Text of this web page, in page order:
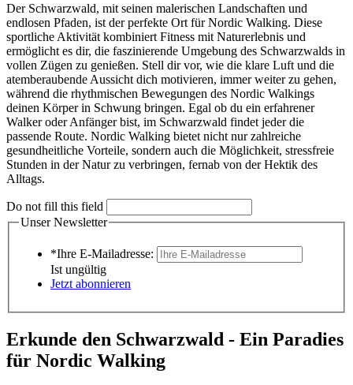
Der Schwarzwald, mit seinen malerischen Landschaften und
endlosen Pfaden, ist der perfekte Ort für Nordic Walking. Diese
sportliche Aktivität kombiniert Fitness mit Naturerlebnis und
ermöglicht es dir, die faszinierende Umgebung des Schwarzwalds in
vollen Zügen zu genießen. Stell dir vor, wie die klare Luft und die
atemberaubende Aussicht dich motivieren, immer weiter zu gehen,
während die rhythmischen Bewegungen des Nordic Walkings
deinen Körper in Schwung bringen. Egal ob du ein erfahrener
Walker oder Anfänger bist, im Schwarzwald findet jeder die
passende Route. Nordic Walking bietet nicht nur zahlreiche
gesundheitliche Vorteile, sondern auch die Möglichkeit, stressfreie
Stunden in der Natur zu verbringen, fernab von der Hektik des
Alltags.
Do not fill this field
Unser Newsletter
*Ihre E-Mailadresse:
Ist ungültig
Jetzt abonnieren
Erkunde den Schwarzwald - Ein Paradies
für Nordic Walking